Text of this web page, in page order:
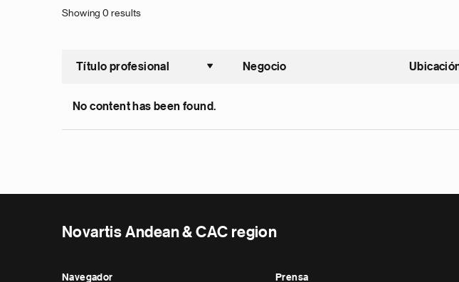
Showing 0 results
Título profesional
Ordenar ascendente
Negocio
No content has been found.
Novartis Andean & CAC region
Navegador Prensa